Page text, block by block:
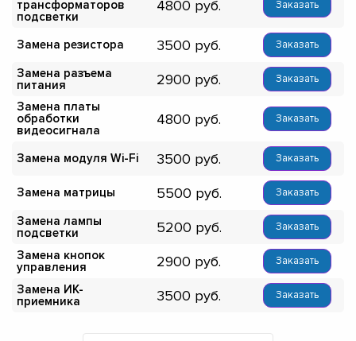
трансформаторов
подсветки
4800 Заказать
Замена резистора 3500 Заказать
Замена разъема
питания
2900 Заказать
Замена платы
обработки
видеосигнала
4800 Заказать
Замена модуля Wi-Fi 3500 Заказать
Замена матрицы 5500 Заказать
Замена лампы
подсветки
5200 Заказать
Замена кнопок
управления
2900 Заказать
Замена ИК-
приемника
3500 Заказать